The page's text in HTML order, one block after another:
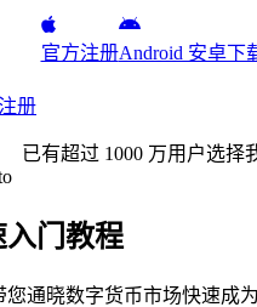
官方注册Android 安卓下
册
已有超过 1000 万用户选择
门教程
通晓数字货币市场快速成为